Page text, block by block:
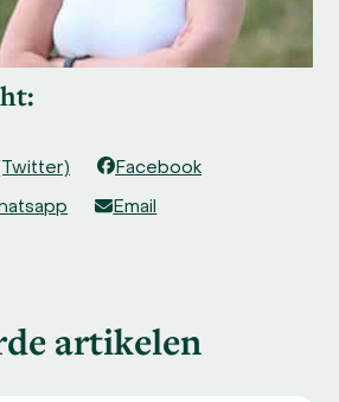
Facebook
Email
artikelen